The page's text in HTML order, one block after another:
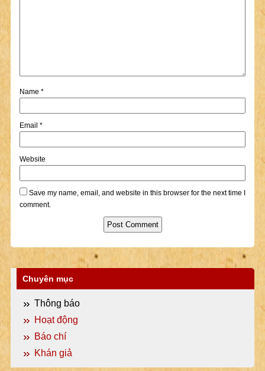
Name *
Email *
Website
Save my name, email, and website in this browser for the next time I
comment.
Chuyên mục
Thông báo
Hoạt động
Báo chí
Khán giả